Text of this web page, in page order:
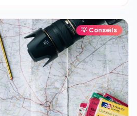
💡 Conseils